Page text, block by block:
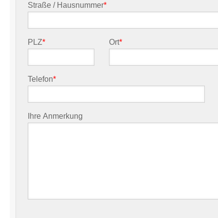
Straße / Hausnummer*
PLZ* Ort*
Telefon*
Ihre Anmerkung